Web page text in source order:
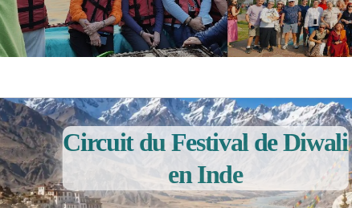
Circuit du Festival de Diwali
en Inde